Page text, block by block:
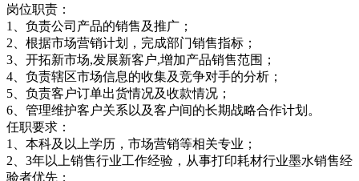
岗位职责：
1、负责公司产品的销售及推广；
2、根据市场营销计划，完成部门销售指标；
3、开拓新市场,发展新客户,增加产品销售范围；
4、负责辖区市场信息的收集及竞争对手的分析；
5、负责客户订单出货情况及收款情况；
6、管理维护客户关系以及客户间的长期战略合作计划。
任职要求：
1、本科及以上学历，市场营销等相关专业；
2、3年以上销售行业工作经验，从事打印耗材行业墨水销售经
验者优先；